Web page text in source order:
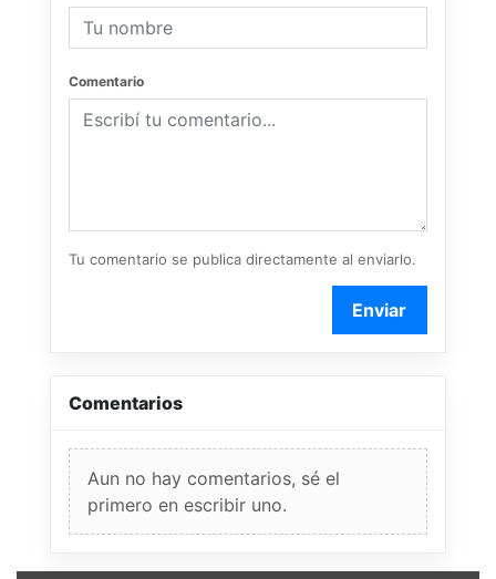
Comentario
Tu comentario se publica directamente al enviarlo.
Enviar
Comentarios
Aun no hay comentarios, sé el
primero en escribir uno.